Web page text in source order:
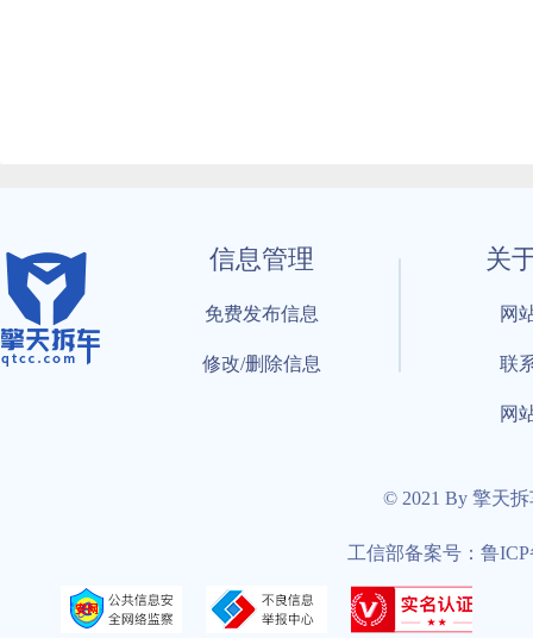
信息管理
免费发布信息
修改/删除信息
关
网
联
网
© 2021 By 擎天
工信部备案号：鲁